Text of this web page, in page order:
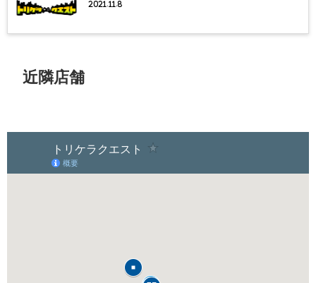
2021.11.8
近隣店舗